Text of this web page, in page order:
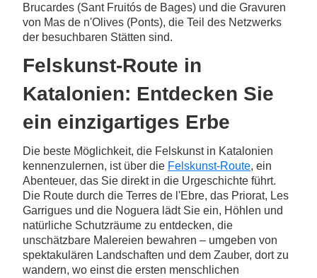
Brucardes (Sant Fruitós de Bages) und die Gravuren
von Mas de n'Olives (Ponts), die Teil des Netzwerks
der besuchbaren Stätten sind.
Felskunst-Route in
Katalonien: Entdecken Sie
ein einzigartiges Erbe
Die beste Möglichkeit, die Felskunst in Katalonien
kennenzulernen, ist über die Felskunst-Route, ein
Abenteuer, das Sie direkt in die Urgeschichte führt.
Die Route durch die Terres de l'Ebre, das Priorat, Les
Garrigues und die Noguera lädt Sie ein, Höhlen und
natürliche Schutzräume zu entdecken, die
unschätzbare Malereien bewahren – umgeben von
spektakulären Landschaften und dem Zauber, dort zu
wandern, wo einst die ersten menschlichen